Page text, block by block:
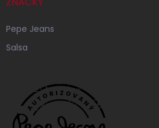
Pepe Jeans
Salsa